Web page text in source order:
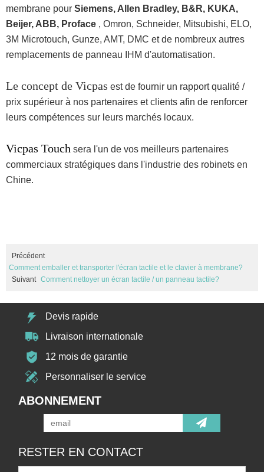
membrane pour Siemens, Allen Bradley, B&R, KUKA,
Beijer, ABB, Proface , Omron, Schneider, Mitsubishi, ELO,
3M Microtouch, Gunze, AMT, DMC et de nombreux autres
remplacements de panneau IHM d'automatisation.
Le concept de Vicpas est de fournir un rapport qualité /
prix supérieur à nos partenaires et clients afin de renforcer
leurs compétences sur leurs marchés locaux.
Vicpas Touch sera l'un de vos meilleurs partenaires
commerciaux stratégiques dans l'industrie des robinets en
Chine.
Précédent
Comment emballer et transporter l'écran tactile et le clavier à membrane?
Suivant Comment nettoyer un écran tactile / un panneau tactile?
Devis rapide
Livraison internationale
12 mois de garantie
Personnaliser le service
ABONNEMENT
RESTER EN CONTACT